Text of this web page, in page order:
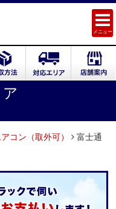
メニュー
コン（取外可） 富士通